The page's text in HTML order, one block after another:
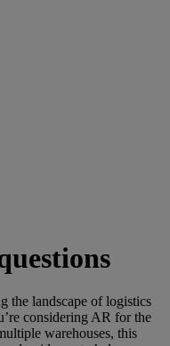
the landscape of logistics
considering AR for the
warehouses, this